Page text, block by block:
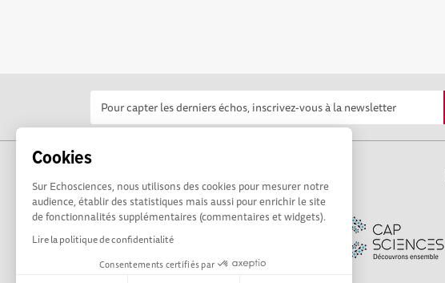
Cookies
Sur Echosciences, nous utilisons des cookies pour mesurer notre
audience, établir des statistiques mais aussi pour enrichir le site
de fonctionnalités supplémentaires (commentaires et widgets).
Lire la politique de confidentialité
Consentements certifiés par